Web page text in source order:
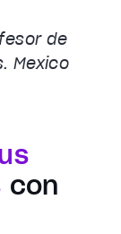
de
Mexico
con